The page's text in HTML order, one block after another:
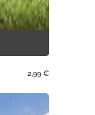
2,99 €